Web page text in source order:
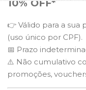
10% OFF*
👉 Válido para a sua
(uso único por CPF).
📅 Prazo
⚠️ Não cumulativo
promoções,